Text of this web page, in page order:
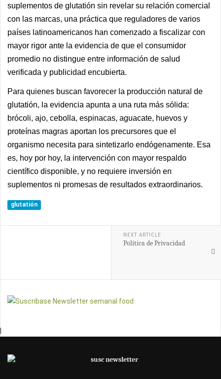
suplementos de glutatión sin revelar su relación comercial
con las marcas, una práctica que regula­dores de varios
países latinoamericanos han comenzado a fiscalizar con
mayor rigor ante la evidencia de que el consumidor
promedio no distingue entre información de salud
verificada y publicidad encubierta.
Para quienes buscan favorecer la producción natural de
glutatión, la evidencia apunta a una ruta más sólida:
brócoli, ajo, cebolla, espinacas, aguacate, huevos y
proteínas magras aportan los precursores que el
organismo necesita para sintetizarlo endógenamente. Esa
es, hoy por hoy, la intervención con mayor respaldo
científico disponible, y no requiere inversión en
suplementos ni promesas de resultados extraordinarios.
glutatión
NEXT ARTICLE
Política de Privacidad